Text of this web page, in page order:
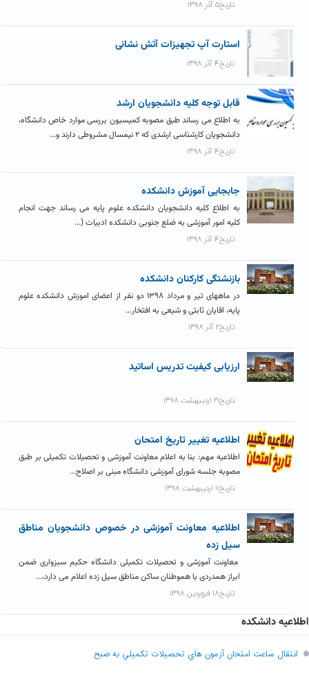
تاریخ۵ آذر ۱۳۹۸
استارت آپ تجهیزات آتش نشانی
تاریخ۴ آذر ۱۳۹۸
قابل توجه کلیه دانشجویان ارشد
به اطلاع می رساند طبق مصوبه کمیسیون بررسی موارد خاص دانشگاه،
دانشجویان کارشناسی ارشدی که ۲ نیمسال مشروطی دارند و...
تاریخ۴ آذر ۱۳۹۸
جابجایی آموزش دانشکده
به اطلاع کلیه دانشجویان دانشکده علوم پایه می رساند جهت انجام
کلیه امور آموزشی به ضلع جنوبی دانشکده ادبیات (...
تاریخ۴ آذر ۱۳۹۸
بازنشتگی کارکنان دانشکده
در ماههای تیر و مرداد ۱۳۹۸ دو نفر از اعضای اموزش دانشکده علوم
پایه، اقایان ثابتی و شیعی به افتخار...
تاریخ۲ آذر ۱۳۹۸
ارزیابی کیفیت تدریس اساتید
تاریخ۲۱ اردیبهشت ۱۳۹۸
اطلاعیه تغییر تاریخ امتحان
اطلاعیه مهم: بنا به اعلام معاونت آموزشی و تحصیلات تکمیلی بر طبق
مصوبه جلسه شورای آموزشی دانشگاه مبنی بر اصلاح...
تاریخ۱۱ اردیبهشت ۱۳۹۸
اطلاعیه معاونت آموزشی در خصوص دانشجویان مناطق
سیل زده
معاونت آموزشی و تحصیلات تکمیلی دانشگاه حکیم سبزواری ضمن
ابراز همدردی با هموطنان ساکن مناطق سیل زده اعلام می دارد،...
تاریخ۱۸ فروردین ۱۳۹۸
اطلاعیه دانشکده
انتقال ساعت امتحان آزمون هاي تحصيلات تکميلي به صبح